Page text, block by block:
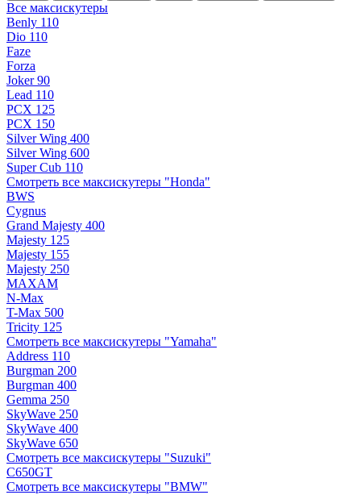
Все максискутеры
Benly 110
Dio 110
Faze
Forza
Joker 90
Lead 110
PCX 125
PCX 150
Silver Wing 400
Silver Wing 600
Super Cub 110
Смотреть все максискутеры "Honda"
BWS
Cygnus
Grand Majesty 400
Majesty 125
Majesty 155
Majesty 250
MAXAM
N-Max
T-Max 500
Tricity 125
Смотреть все максискутеры "Yamaha"
Address 110
Burgman 200
Burgman 400
Gemma 250
SkyWave 250
SkyWave 400
SkyWave 650
Смотреть все максискутеры "Suzuki"
C650GT
Смотреть все максискутеры "BMW"